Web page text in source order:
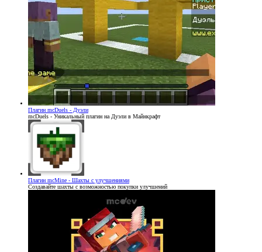
Плагин mcDuels - Дуэли
mcDuels - Уникальный плагин на Дуэли в Майнкрафт
Плагин mcMine - Шахты с улучшениями
Создавайте шахты с возможностью покупки улучшений